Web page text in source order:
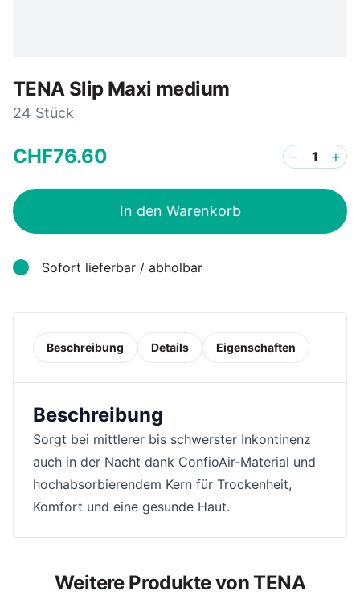
TENA Slip Maxi medium
24 Stück
CHF76.60 − +
In den Warenkorb
Sofort lieferbar / abholbar
Beschreibung Details Eigenschaften
Beschreibung
Sorgt bei mittlerer bis schwerster Inkontinenz
auch in der Nacht dank ConfioAir-Material und
hochabsorbierendem Kern für Trockenheit,
Komfort und eine gesunde Haut.
Weitere Produkte von TENA